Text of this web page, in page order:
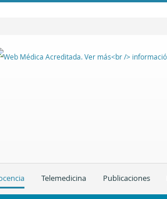
Telemedicina Publicaciones